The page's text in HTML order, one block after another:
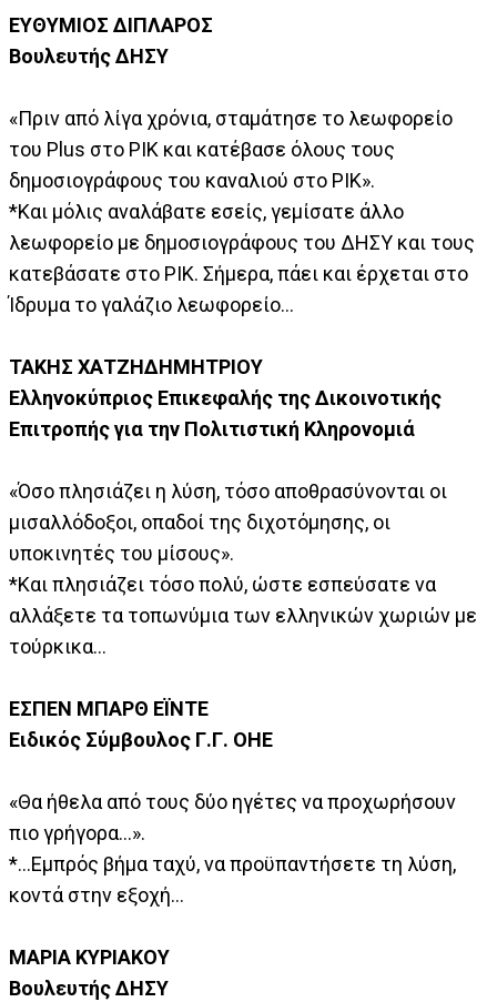
ΕΥΘΥΜΙΟΣ ΔΙΠΛΑΡΟΣ
Βουλευτής ΔΗΣΥ
«Πριν από λίγα χρόνια, σταμάτησε το λεωφορείο
του Plus στο ΡΙΚ και κατέβασε όλους τους
δημοσιογράφους του καναλιού στο ΡΙΚ».
*Και μόλις αναλάβατε εσείς, γεμίσατε άλλο
λεωφορείο με δημοσιογράφους του ΔΗΣΥ και τους
κατεβάσατε στο ΡΙΚ. Σήμερα, πάει και έρχεται στο
Ίδρυμα το γαλάζιο λεωφορείο...
ΤΑΚΗΣ ΧΑΤΖΗΔΗΜΗΤΡΙΟΥ
Ελληνοκύπριος Επικεφαλής της Δικοινοτικής
Επιτροπής για την Πολιτιστική Κληρονομιά
«Όσο πλησιάζει η λύση, τόσο αποθρασύνονται οι
μισαλλόδοξοι, οπαδοί της διχοτόμησης, οι
υποκινητές του μίσους».
*Και πλησιάζει τόσο πολύ, ώστε εσπεύσατε να
αλλάξετε τα τοπωνύμια των ελληνικών χωριών με
τούρκικα...
ΕΣΠΕΝ ΜΠΑΡΘ ΕΪΝΤΕ
Ειδικός Σύμβουλος Γ.Γ. ΟΗΕ
«Θα ήθελα από τους δύο ηγέτες να προχωρήσουν
πιο γρήγορα...».
*...Εμπρός βήμα ταχύ, να προϋπαντήσετε τη λύση,
κοντά στην εξοχή...
ΜΑΡΙΑ ΚΥΡΙΑΚΟΥ
Βουλευτής ΔΗΣΥ